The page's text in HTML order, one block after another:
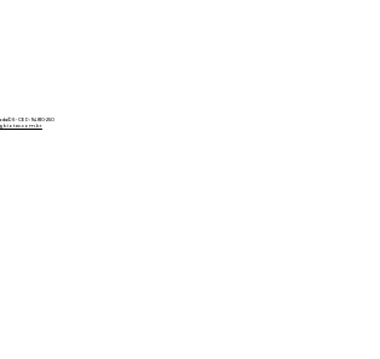
RS - CEP: 94810-250